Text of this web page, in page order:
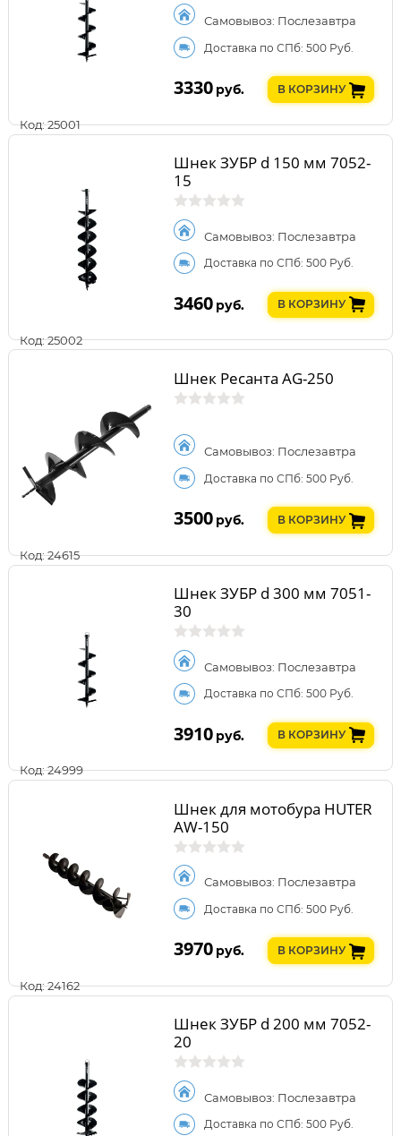
Код: 25001
Самовывоз: Послезавтра
Доставка по СПб: 500 Руб.
3330 руб. В КОРЗИНУ
Код: 25002
Шнек ЗУБР d 150 мм 7052-
15
Самовывоз: Послезавтра
Доставка по СПб: 500 Руб.
3460 руб. В КОРЗИНУ
Код: 24615
Шнек Ресанта AG-250
Самовывоз: Послезавтра
Доставка по СПб: 500 Руб.
3500 руб. В КОРЗИНУ
Код: 24999
Шнек ЗУБР d 300 мм 7051-
30
Самовывоз: Послезавтра
Доставка по СПб: 500 Руб.
3910 руб. В КОРЗИНУ
Код: 24162
Шнек для мотобура HUTER
AW-150
Самовывоз: Послезавтра
Доставка по СПб: 500 Руб.
3970 руб. В КОРЗИНУ
Шнек ЗУБР d 200 мм 7052-
20
Самовывоз: Послезавтра
Доставка по СПб: 500 Руб.